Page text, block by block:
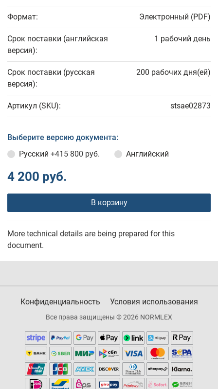
Формат: Электронный (PDF)
Срок поставки (английская
версия):
1 рабочий день
Срок поставки (русская
версия):
200 рабочих дня(ей)
Артикул (SKU): stsae02873
Выберите версию документа:
Русский +415 800 руб. Английский
4 200 руб.
В корзину
More technical details are being prepared for this
document.
Конфиденциальность Условия использования
Все права защищены © 2026 NORMLEX